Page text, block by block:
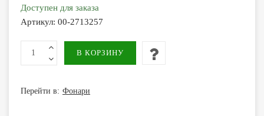
Доступен для заказа
Артикул: 00-2713257
Перейти в: Фонари